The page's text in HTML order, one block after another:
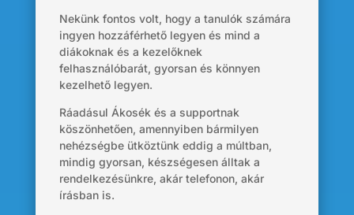
Nekünk fontos volt, hogy a tanulók számára
ingyen hozzáférhető legyen és mind a
diákoknak és a kezelőknek
felhasználóbarát, gyorsan és könnyen
kezelhető legyen.
Ráadásul Ákosék és a supportnak
köszönhetően, amennyiben bármilyen
nehézségbe ütköztünk eddig a múltban,
mindig gyorsan, készségesen álltak a
rendelkezésünkre, akár telefonon, akár
írásban is.